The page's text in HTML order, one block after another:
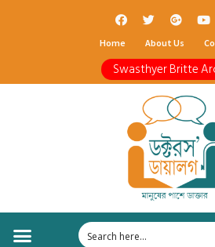
Home About Us
Swasthyer Britte